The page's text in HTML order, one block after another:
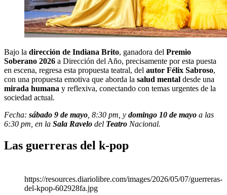
Bajo la dirección de Indiana Brito, ganadora del Premio
Soberano 2026 a Dirección del Año, precisamente por esta puesta
en escena, regresa esta propuesta teatral, del autor Félix Sabroso,
con una propuesta emotiva que aborda la salud mental desde una
mirada humana y reflexiva, conectando con temas urgentes de la
sociedad actual.
Fecha: sábado 9 de mayo , 8:30 pm, y domingo 10 de mayo a las
6:30 pm, en la Sala Ravelo del Teatro Nacional.
Las guerreras del k-pop
https://resources.diariolibre.com/images/2026/05/07/guerreras-
del-kpop-602928fa.jpg